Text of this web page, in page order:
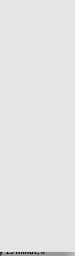
15 minut,a